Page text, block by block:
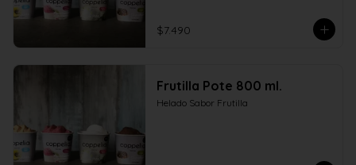
$7.490
Frutilla Pote 800 ml.
Helado Sabor Frutilla